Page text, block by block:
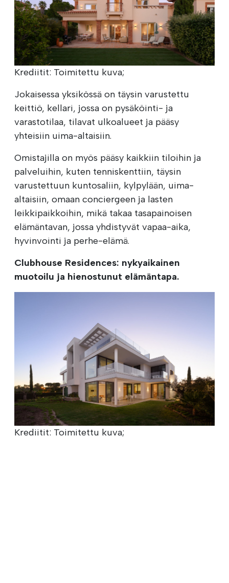
Krediitit: Toimitettu kuva;
Jokaisessa yksikössä on täysin varustettu
keittiö, kellari, jossa on pysäköinti- ja
varastotilaa, tilavat ulkoalueet ja pääsy
yhteisiin uima-altaisiin.
Omistajilla on myös pääsy kaikkiin tiloihin ja
palveluihin, kuten tenniskenttiin, täysin
varustettuun kuntosaliin, kylpylään, uima-
altaisiin, omaan conciergeen ja lasten
leikkipaikkoihin, mikä takaa tasapainoisen
elämäntavan, jossa yhdistyvät vapaa-aika,
hyvinvointi ja perhe-elämä.
Clubhouse Residences: nykyaikainen
muotoilu ja hienostunut elämäntapa.
Krediitit: Toimitettu kuva;